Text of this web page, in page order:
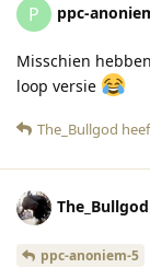
P ppc-
Misschien
loop versie
The_Bullgod
The_Bullgod
ppc-anoniem-5